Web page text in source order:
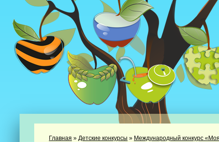
Главная » Детские конкурсы » Международный конкурс